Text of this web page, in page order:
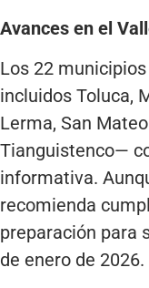
Avances en el
Los 22
incluidos Toluca,
Lerma, San
Tianguistenco—
informativa.
recomienda
preparación para
de enero de 2026.